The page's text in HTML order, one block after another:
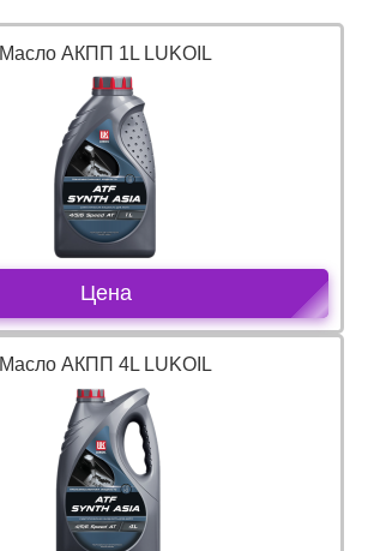
Масло АКПП 1L LUKOIL
Цена
Масло АКПП 4L LUKOIL